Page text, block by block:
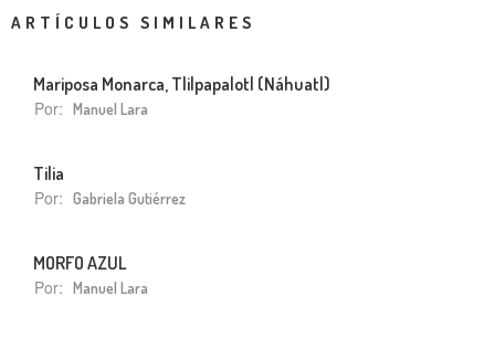
ARTÍCULOS SIMILARES
Mariposa Monarca, Tlilpapalotl (Náhuatl)
Por: Manuel Lara
Tilia
Por: Gabriela Gutiérrez
MORFO AZUL
Por: Manuel Lara